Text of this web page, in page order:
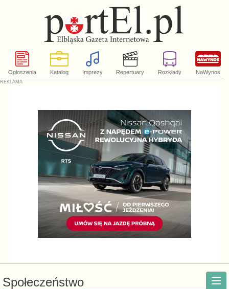
Ogłoszenia Katalog Imprezy Repertuary Rozkłady NaWynos
Społeczeństwo